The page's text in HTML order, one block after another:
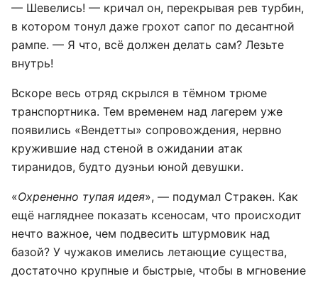
— Шевелись! — кричал он, перекрывая рев турбин,
в котором тонул даже грохот сапог по десантной
рампе. — Я что, всё должен делать сам? Лезьте
внутрь!
Вскоре весь отряд скрылся в тёмном трюме
транспортника. Тем временем над лагерем уже
появились «Вендетты» сопровождения, нервно
кружившие над стеной в ожидании атак
тиранидов, будто дуэньи юной девушки.
«Охрененно тупая идея», — подумал Стракен. Как
ещё нагляднее показать ксеносам, что происходит
нечто важное, чем подвесить штурмовик над
базой? У чужаков имелись летающие существа,
достаточно крупные и быстрые, чтобы в мгновение